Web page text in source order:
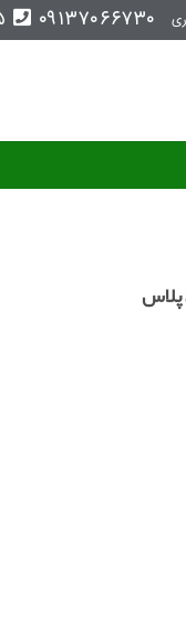
۰۹۱۳۷۰۶۶۷۳۰